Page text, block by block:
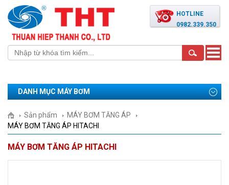
HOTLINE
0982.339.350
Toggle
DANH MỤC MÁY BƠM
Sản phẩm
MÁY BƠM TĂNG ÁP
MÁY BƠM TĂNG ÁP HITACHI
MÁY BƠM TĂNG ÁP HITACHI